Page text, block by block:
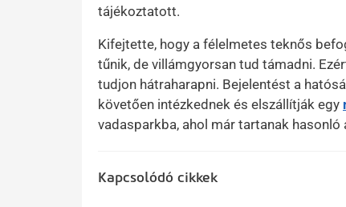
tájékoztatott.
Kifejtette, hogy a félelmetes teknős
tűnik, de villámgyorsan tud támadni.
tudjon hátraharapni. Bejelentést a
követően intézkednek és elszállítják egy
vadasparkba, ahol már tartanak hasonló
Kapcsolódó cikkek